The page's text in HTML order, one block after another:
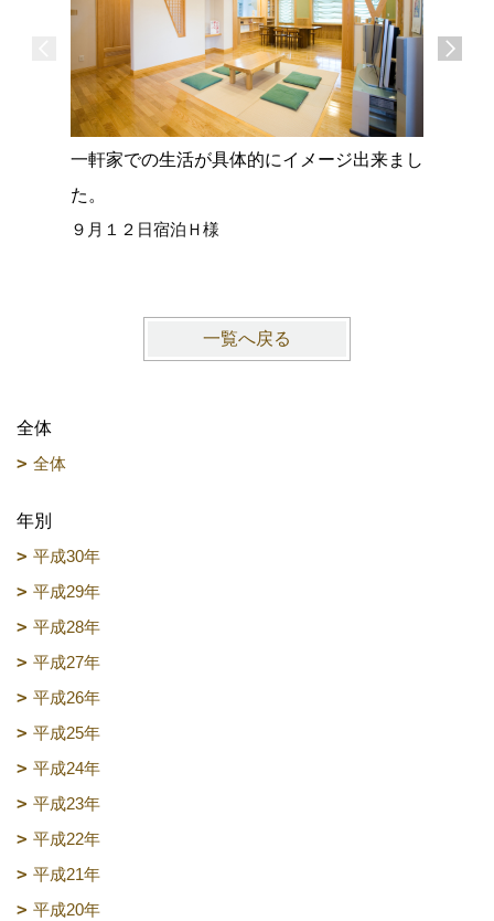
一軒家での生活が具体的にイメージ出来まし
た。
９月１２日宿泊Ｈ様
一覧へ戻る
全体
全体
年別
平成30年
平成29年
平成28年
平成27年
平成26年
平成25年
平成24年
平成23年
平成22年
平成21年
平成20年